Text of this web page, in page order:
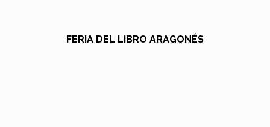
FERIA DEL LIBRO ARAGONÉS